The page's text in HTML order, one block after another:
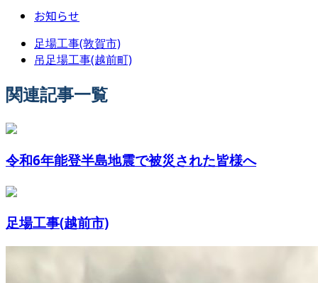
お知らせ
足場工事(敦賀市)
吊足場工事(越前町)
関連記事一覧
令和6年能登半島地震で被災された皆様へ
足場工事(越前市)